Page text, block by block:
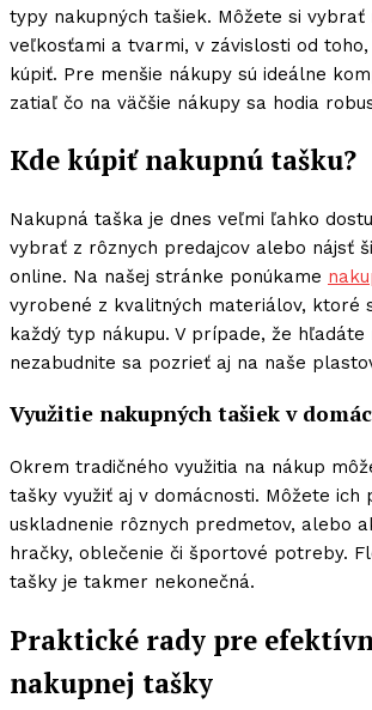
typy nakupných tašiek. Môžete si vybrať
veľkosťami a tvarmi, v závislosti od
kúpiť. Pre menšie nákupy sú ideálne
zatiaľ čo na väčšie nákupy sa hodia
Kde kúpiť nakupnú tašku?
Nakupná taška je dnes veľmi ľahko
vybrať z rôznych predajcov alebo nájsť
online. Na našej stránke ponúkame
vyrobené z kvalitných materiálov, ktoré
každý typ nákupu. V prípade, že hľadáte
nezabudnite sa pozrieť aj na naše
Využitie nakupných tašiek v
Okrem tradičného využitia na nákup
tašky využiť aj v domácnosti. Môžete ich
uskladnenie rôznych predmetov, alebo
hračky, oblečenie či športové potreby.
tašky je takmer nekonečná.
Praktické rady pre
nakupnej tašky